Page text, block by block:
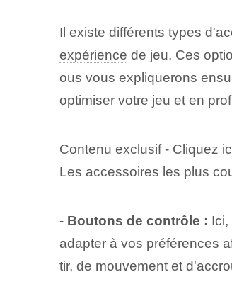
Il existe différents types
expérience de jeu. Ces
ous vous expliquerons
optimiser votre jeu et en
Contenu exclusif - Cliquez
Les accessoires les plus
- Boutons de contrôle :
adapter à vos préférences
tir, de mouvement et